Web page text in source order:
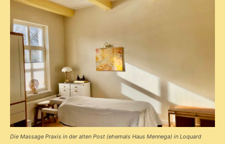
Die Massage Praxis in der alten Post (ehemals Haus Mennega) in Loquard